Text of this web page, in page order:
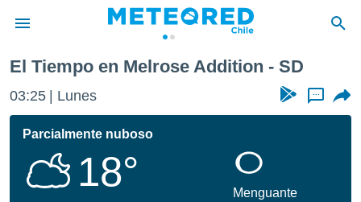
de
por
se
calidad.
El Tiempo en Melrose Addition - SD
03:25 Lunes ...
Parcialmente nuboso
18°
Menguante